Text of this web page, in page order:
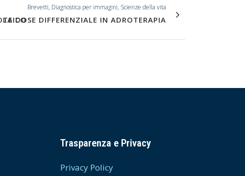
Brevetti, Diagnostica per immagini, Scienze della vita
DOSE DIFFERENZIALE IN ADROTERAPIA
Trasparenza e Privacy
Privacy Policy